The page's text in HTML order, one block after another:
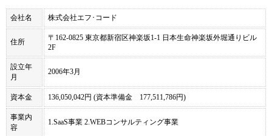
会社名 株式会社エフ･コード
住所
〒162-0825 東京都新宿区神楽坂1-1 日本生命神楽坂外堀通りビル
2F
設立年
月
2006年3月
資本金 136,050,042円 (資本準備金 177,511,786円)
事業内
容
1.SaaS事業 2.WEBコンサルティング事業